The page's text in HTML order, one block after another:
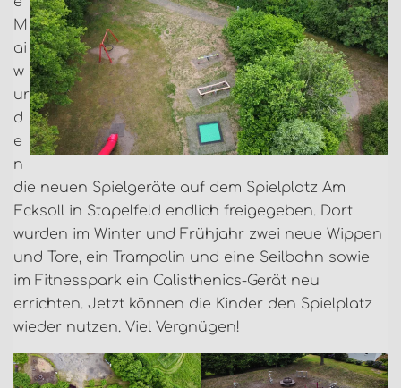
M
ai
w
ur
d
e
n
die neuen Spielgeräte auf dem Spielplatz Am
Ecksoll in Stapelfeld endlich freigegeben. Dort
wurden im Winter und Frühjahr zwei neue Wippen
und Tore, ein Trampolin und eine Seilbahn sowie
im Fitnesspark ein Calisthenics-Gerät neu
errichten. Jetzt können die Kinder den Spielplatz
wieder nutzen. Viel Vergnügen!